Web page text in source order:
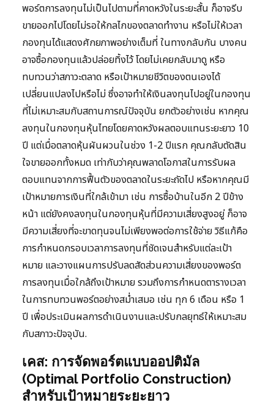
พอร์ตการลงทุนไม่เป็นไปตามที่คาดหวังในระยะสั้น ก็อาจรีบ
ขายออกไปโดยไม่รอให้กลไกของตลาดทำงาน หรือไม่ให้เวลา
กองทุนได้แสดงศักยภาพอย่างเต็มที่ ในทางกลับกัน บางคน
อาจซื้อกองทุนแล้วปล่อยทิ้งไว้ โดยไม่เคยกลับมาดู หรือ
ทบทวนว่าสภาวะตลาด หรือเป้าหมายชีวิตของตนเองได้
เปลี่ยนแปลงไปหรือไม่ ซึ่งอาจทำให้เงินลงทุนไปอยู่ในกองทุน
ที่ไม่เหมาะสมกับสถานการณ์ปัจจุบัน ยกตัวอย่างเช่น หากคุณ
ลงทุนในกองทุนหุ้นไทยโดยคาดหวังผลตอบแทนระยะยาว 10
ปี แต่เมื่อตลาดหุ้นผันผวนในช่วง 1-2 ปีแรก คุณกลับตัดสิน
ใจขายออกทั้งหมด เท่ากับว่าคุณพลาดโอกาสในการรับผล
ตอบแทนจากการฟื้นตัวของตลาดในระยะถัดไป หรือหากคุณมี
เป้าหมายการเงินที่ใกล้เข้ามา เช่น การซื้อบ้านในอีก 2 ปีข้าง
หน้า แต่ยังคงลงทุนในกองทุนหุ้นที่มีความเสี่ยงสูงอยู่ ก็อาจ
มีความเสี่ยงที่จะขาดทุนจนไม่เพียงพอต่อการใช้จ่าย วิธีแก้คือ
การกำหนดกรอบเวลาการลงทุนที่ชัดเจนสำหรับแต่ละเป้า
หมาย และวางแผนการปรับลดสัดส่วนความเสี่ยงของพอร์ต
การลงทุนเมื่อใกล้ถึงเป้าหมาย รวมถึงการกำหนดตารางเวลา
ในการทบทวนพอร์ตอย่างสม่ำเสมอ เช่น ทุก 6 เดือน หรือ 1
ปี เพื่อประเมินผลการดำเนินงานและปรับกลยุทธ์ให้เหมาะสม
กับสภาวะปัจจุบัน.
เคส: การจัดพอร์ตแบบออปติมัล
(Optimal Portfolio Construction)
สำหรับเป้าหมายระยะยาว